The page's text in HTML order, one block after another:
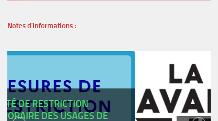
Notes d'informations :